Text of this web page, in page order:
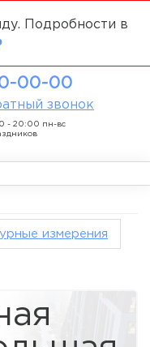
Подробности в
00-00
звонок
- 20:00 пн-вс
измерения